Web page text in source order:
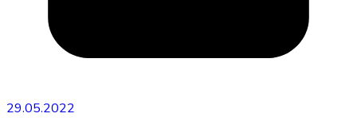
29.05.2022